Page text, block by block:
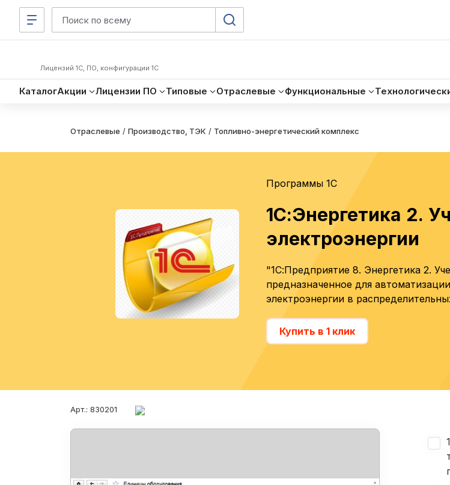
Лицензий 1С, ПО, конфигурации 1С
КаталогАкции Лицензии ПО Типовые Отраслевые Функциональные
Отраслевые / Производство, ТЭК / Топливно-энергетический комплекс
Программы 1С
1С:Энергетика 2.
электроэнергии
"1С:Предприятие 8. Энергетика 2.
предназначенное для
электроэнергии в
Купить в 1 клик
Арт.: 830201